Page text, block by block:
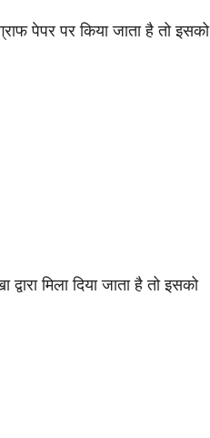
पेपर पर किया जाता है तो इसको
मिला दिया जाता है तो इसको